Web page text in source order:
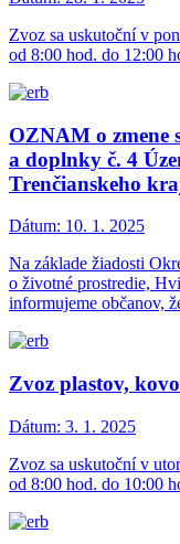
Zvoz sa uskutoční v
od 8:00 hod. do 12:00
OZNAM o zmene
a doplnky č. 4
Trenčianskeho
Dátum: 10. 1. 2025
Na základe žiadosti
o životné prostredie,
informujeme občanov,
Zvoz plastov,
Dátum: 3. 1. 2025
Zvoz sa uskutoční v
od 8:00 hod. do 10:00